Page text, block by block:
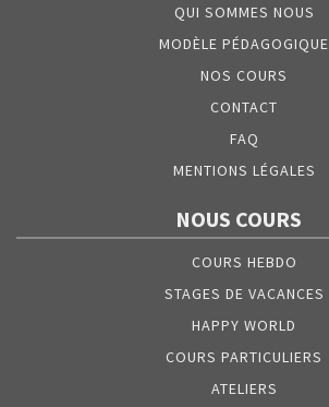
QUI SOMMES NOUS
MODÈLE PÉDAGOGIQUE
NOS COURS
CONTACT
FAQ
MENTIONS LÉGALES
NOUS COURS
COURS HEBDO
STAGES DE VACANCES
HAPPY WORLD
COURS PARTICULIERS
ATELIERS